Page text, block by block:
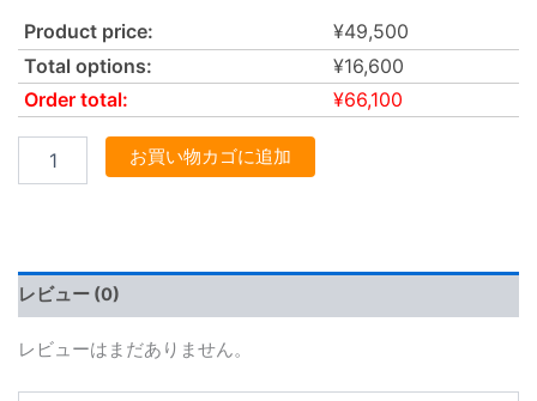
Product price: ¥49,500
Total options:
¥16,600
Order total:
¥66,100
お買い物カゴに追加
レビュー (0)
レビューはまだありません。